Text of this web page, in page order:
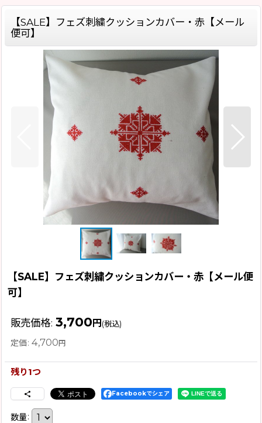
【SALE】フェズ刺繍クッションカバー・赤【メール
便可】
【SALE】フェズ刺繍クッションカバー・赤【メール便
可】
販売価格: 3,700円(税込)
定価: 4,700円
残り1つ
Facebookでシェア
数量: